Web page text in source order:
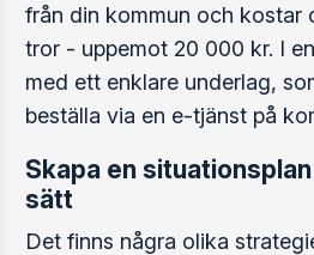
från din kommun och kostar
tror - uppemot 20 000 kr. I
med ett enklare underlag,
beställa via en e-tjänst på
Skapa en
sätt
Det finns några olika